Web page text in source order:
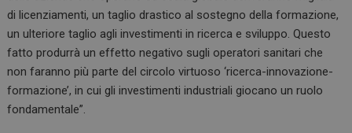
di licenziamenti, un taglio drastico al sostegno della formazione,
un ulteriore taglio agli investimenti in ricerca e sviluppo. Questo
fatto produrrà un effetto negativo sugli operatori sanitari che
non faranno più parte del circolo virtuoso ‘ricerca-innovazione-
formazione’, in cui gli investimenti industriali giocano un ruolo
fondamentale”.